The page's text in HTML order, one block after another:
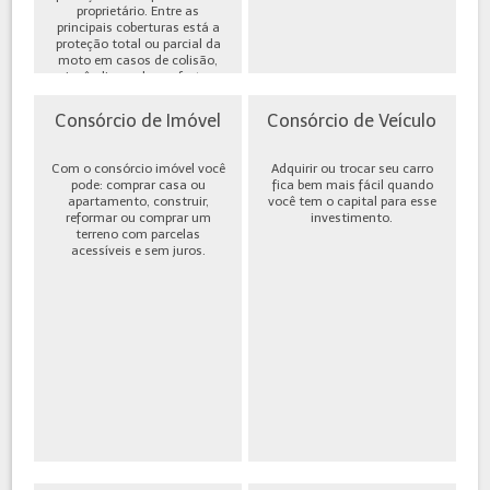
proprietário. Entre as
principais coberturas está a
proteção total ou parcial da
moto em casos de colisão,
incêndio, roubo ou furto,
Consórcio de Imóvel
Com o consórcio imóvel você
pode: comprar casa ou
apartamento, construir,
reformar ou comprar um
terreno com parcelas
acessíveis e sem juros.
Consórcio de Veículo
Adquirir ou trocar seu carro
fica bem mais fácil quando
você tem o capital para esse
investimento.